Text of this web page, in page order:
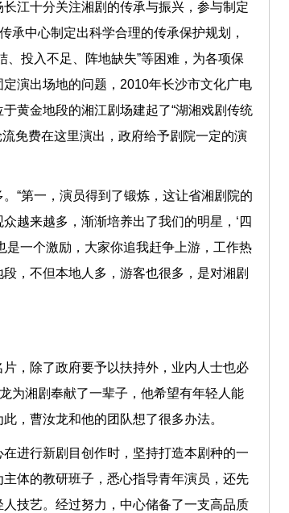
江十分关注湘剧的传承与振兴，参与制定
承中心制定出科学合理的传承保护规划，
投入不足、阵地缺失”等困难，为各项保
演出场地的问题，2010年长沙市文化广电
黄金地段的湘江剧场建起了“湖湘戏剧传统
免费在这里演出，政府给予剧院一定的演
“第一，演员得到了锻炼，这让省湘剧院的
越来越多，渐渐培养出了我们的明星，‘四
是一个激励，大家你追我赶争上游，工作热
，不但本地人多，游客也很多，是对湘剧
，除了政府要予以扶持外，业内人士也必
为湘剧奉献了一辈子，他希望有年轻人能
，曹汝龙和他的团队想了很多办法。
进行新剧目创作时，坚持打造本剧种的一
体的教研班子，悉心指导青年演员，还先
技艺。经过努力，中心储备了一支高品质